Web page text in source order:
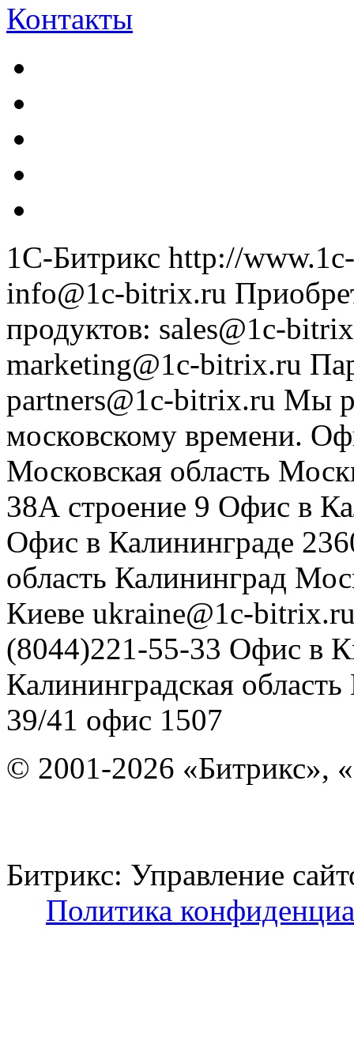
Контакты
1С-Битрикс http://
info@1c-bitrix.ru
продуктов: sales@1c-
marketing@1c-bitrix.ru
partners@1c-bitrix.ru Мы
московскому времени.
Московская область
38А строение 9 Офис в
Офис в Калининграде
область Калининград
Киеве ukraine@1c-
(8044)221-55-33 Офис в
Калининградская область
39/41 офис 1507
© 2001-2026 «Битрикс»,
Битрикс: Управление
Политика